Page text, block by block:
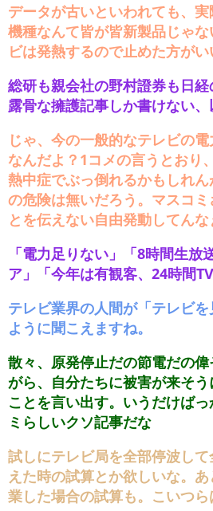
データが古いといわれても、
機種なんて皆が皆新製品じゃ
ビは発熱するので止めた方がい
総研も親会社の野村證券も日
露骨な擁護記事しか書けない、
じゃ、今の一般的なテレビの
なんだよ？1コメの言うとおり
熱中症でぶっ倒れるかもしれ
の危険は無いだろう。マスコ
とを伝えない自由発動してんな
「電力足りない」「8時間生放
ア」「今年は有観客、24時間TV
テレビ業界の人間が「テレビ
ように聞こえますね。
散々、原発停止だの節電だの
がら、自分たちに被害が来そ
ことを言い出す。いうだけば
ミらしいクソ記事だな
試しにテレビ局を全部停波し
えた時の試算とか欲しいな。
業した場合の試算も。こいつ